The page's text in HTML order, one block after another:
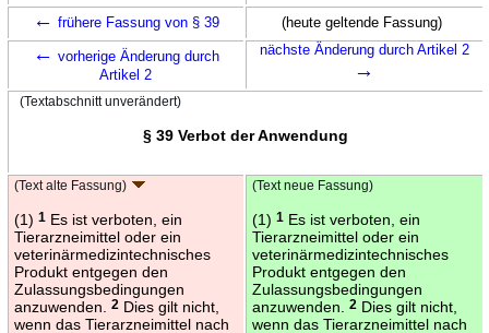
← frühere Fassung von § 39 (heute geltende Fassung)
← vorherige Änderung durch
Artikel 2
nächste Änderung durch Artikel 2
→
(Textabschnitt unverändert)
§ 39 Verbot der Anwendung
(Text alte Fassung)
(1) 1Es ist verboten, ein
Tierarzneimittel oder ein
veterinärmedizintechnisches
Produkt entgegen den
Zulassungsbedingungen
anzuwenden.
2Dies gilt nicht,
wenn das Tierarzneimittel nach
(Text neue Fassung)
(1) 1Es ist verboten, ein
Tierarzneimittel oder ein
veterinärmedizintechnisches
Produkt entgegen den
Zulassungsbedingungen
anzuwenden.
2Dies gilt nicht,
wenn das Tierarzneimittel nach